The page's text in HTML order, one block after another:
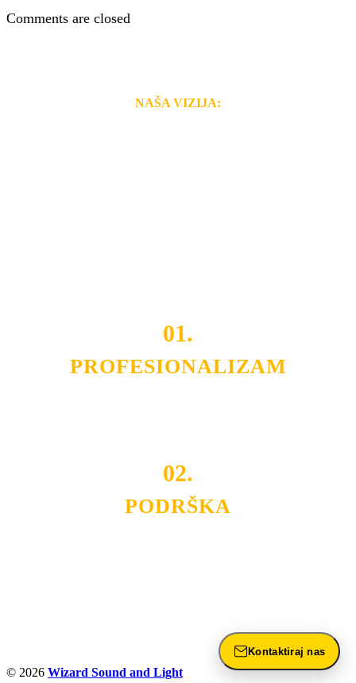
Comments are closed
NAŠA VIZIJA:
01.
PROFESIONALIZAM
02.
PODRŠKA
© 2026 Wizard Sound and Light
Kontaktiraj nas